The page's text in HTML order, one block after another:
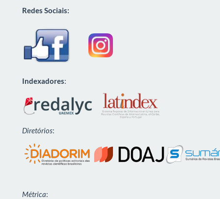
Redes Sociais:
Indexadores:
Diretórios:
Métrica: